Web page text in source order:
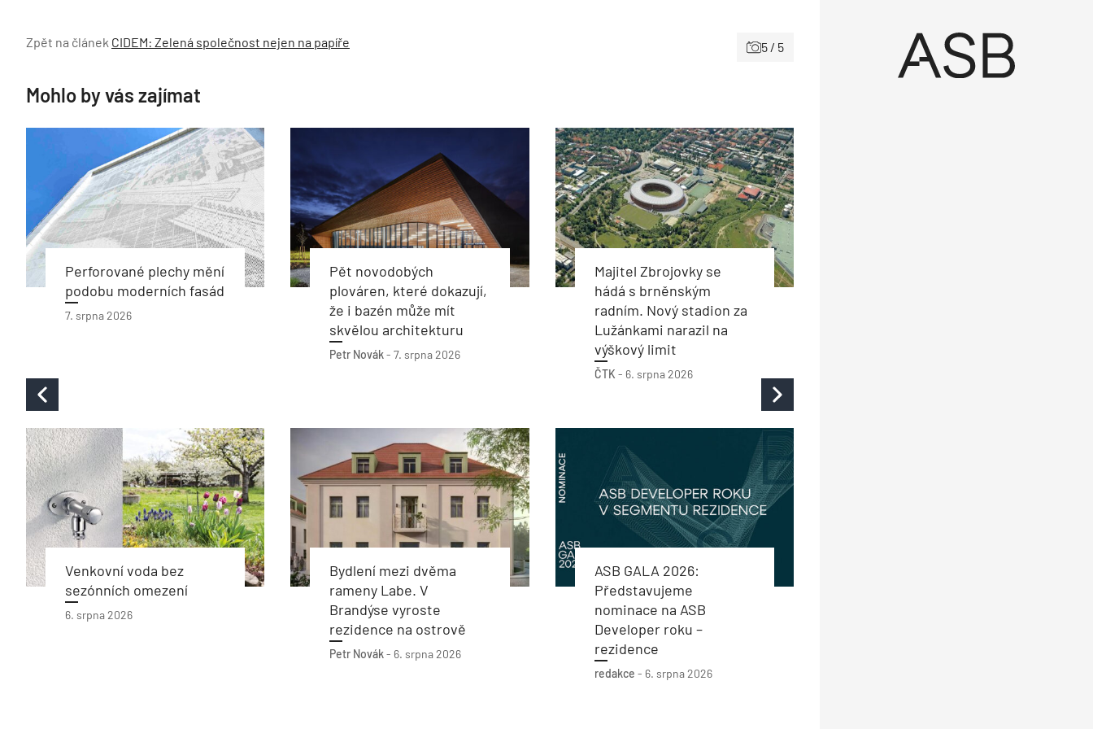
Zpět na článek CIDEM: Zelená společnost nejen na papíře 5 / 5
Mohlo by vás zajímat
Perforované plechy mění
podobu moderních fasád
7. srpna 2026
Pět novodobých
plováren, které dokazují,
že i bazén může mít
skvělou architekturu
Petr Novák-7. srpna 2026
Majitel Zbrojovky se
hádá s brněnským
radním. Nový stadion za
Lužánkami narazil na
výškový limit
ČTK - 6. srpna 2026
Venkovní voda bez
sezónních omezení
6. srpna 2026
Bydlení mezi dvěma
rameny Labe. V
Brandýse vyroste
rezidence na ostrově
Petr Novák- 6. srpna 2026
ASB GALA 2026:
Představujeme
nominace na ASB
Developer roku –
rezidence
redakce - 6. srpna 2026